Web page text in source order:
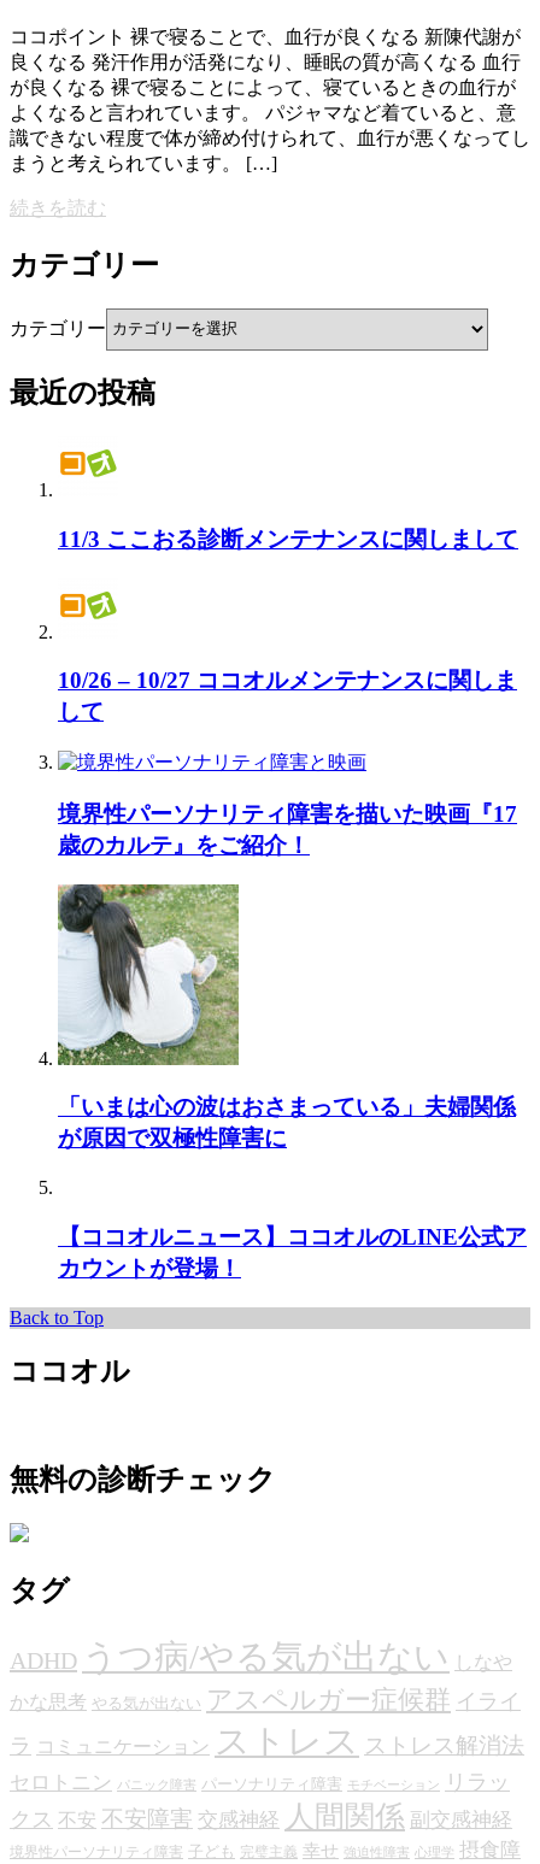
ココポイント 裸で寝ることで、血行が良くなる 新陳代謝が
良くなる 発汗作用が活発になり、睡眠の質が高くなる 血行
が良くなる 裸で寝ることによって、寝ているときの血行が
よくなると言われています。 パジャマなど着ていると、意
識できない程度で体が締め付けられて、血行が悪くなってし
まうと考えられています。 […]
続きを読む
カテゴリー
カテゴリー
最近の投稿
11/3 ここおる診断メンテナンスに関しまして
10/26 – 10/27 ココオルメンテナンスに関しま
して
境界性パーソナリティ障害を描いた映画『17
歳のカルテ』をご紹介！
「いまは心の波はおさまっている」夫婦関係
が原因で双極性障害に
【ココオルニュース】ココオルのLINE公式ア
カウントが登場！
Back to Top
ココオル
無料の診断チェック
タグ
ADHD うつ病/やる気が出ない
しなや
かな思考 やる気が出ない アスペルガー症候群 イライ
ラ コミュニケーション ストレス ストレス解消法
セロトニン パニック障害 パーソナリティ障害 モチベーション
リラッ
クス 不安 不安障害 交感神経 人間関係 副交感神経
境界性パーソナリティ障害 子ども 完璧主義 幸せ 強迫性障害 心理学 摂食障